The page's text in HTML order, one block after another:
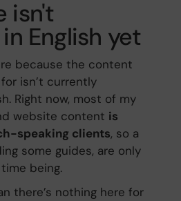
isn't
English yet
because the content
isn’t currently
Right now, most of my
website content is
speaking clients, so a
some guides, are only
being.
there’s nothing here for